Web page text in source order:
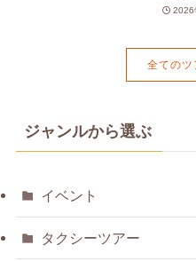
2026
全てのツ
ジャンルから選ぶ
イベント
タクシーツアー